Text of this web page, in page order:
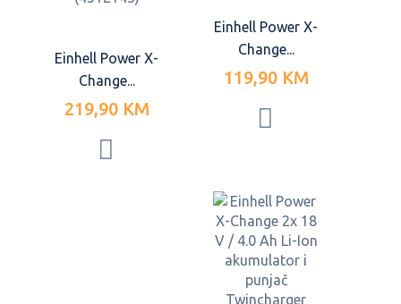
Einhell Power X-
Change...
219,90 KM
Einhell Power X-
Change...
119,90 KM